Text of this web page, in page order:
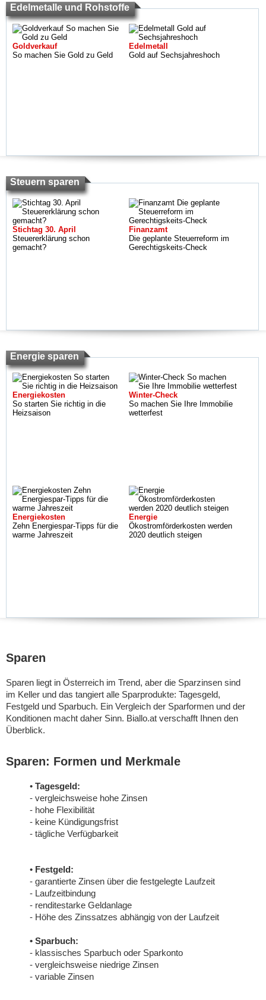
Edelmetalle und Rohstoffe
Goldverkauf
So machen Sie Gold zu Geld
Edelmetall
Gold auf Sechsjahreshoch
Steuern sparen
Stichtag 30. April
Steuererklärung schon
gemacht?
Finanzamt
Die geplante Steuerreform im
Gerechtigskeits-Check
Energie sparen
Energiekosten
So starten Sie richtig in die
Heizsaison
Winter-Check
So machen Sie Ihre Immobilie
wetterfest
Energiekosten
Zehn Energiespar-Tipps für die
warme Jahreszeit
Energie
Ökostromförderkosten werden
2020 deutlich steigen
Sparen
Sparen liegt in Österreich im Trend, aber die Sparzinsen sind
im Keller und das tangiert alle Sparprodukte: Tagesgeld,
Festgeld und Sparbuch. Ein Vergleich der Sparformen und der
Konditionen macht daher Sinn. Biallo.at verschafft Ihnen den
Überblick.
Sparen: Formen und Merkmale
• Tagesgeld:
- vergleichsweise hohe Zinsen
- hohe Flexibilität
- keine Kündigungsfrist
- tägliche Verfügbarkeit
• Festgeld:
- garantierte Zinsen über die festgelegte Laufzeit
- Laufzeitbindung
- renditestarke Geldanlage
- Höhe des Zinssatzes abhängig von der Laufzeit
• Sparbuch:
- klassisches Sparbuch oder Sparkonto
- vergleichsweise niedrige Zinsen
- variable Zinsen